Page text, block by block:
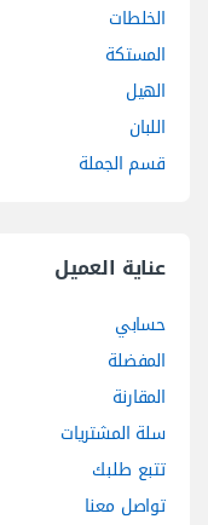
الخلطات
المستكة
الهيل
اللبان
قسم الجملة
عناية العميل
حسابي
المفضلة
المقارنة
سلة المشتريات
تتبع طلبك
تواصل معنا